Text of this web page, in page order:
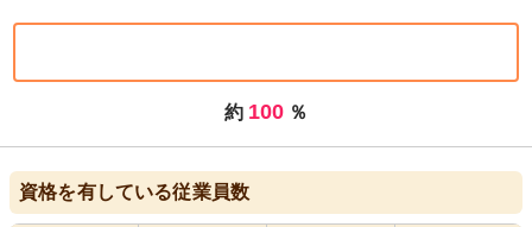
約 100 ％
資格を有している従業員数